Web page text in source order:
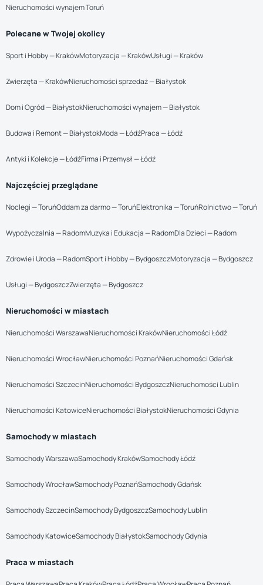
Nieruchomości wynajem Toruń
Polecane w Twojej okolicy
Sport i Hobby — KrakówMotoryzacja — KrakówUsługi — Kraków
Zwierzęta — KrakówNieruchomości sprzedaż — Białystok
Dom i Ogród — BiałystokNieruchomości wynajem — Białystok
Budowa i Remont — BiałystokModa — ŁódźPraca — Łódź
Antyki i Kolekcje — ŁódźFirma i Przemysł — Łódź
Najczęściej przeglądane
Noclegi — ToruńOddam za darmo — ToruńElektronika — ToruńRolnictwo — Toruń
Wypożyczalnia — RadomMuzyka i Edukacja — RadomDla Dzieci — Radom
Zdrowie i Uroda — RadomSport i Hobby — BydgoszczMotoryzacja — Bydgoszcz
Usługi — BydgoszczZwierzęta — Bydgoszcz
Nieruchomości w miastach
Nieruchomości WarszawaNieruchomości KrakówNieruchomości Łódź
Nieruchomości WrocławNieruchomości PoznańNieruchomości Gdańsk
Nieruchomości SzczecinNieruchomości BydgoszczNieruchomości Lublin
Nieruchomości KatowiceNieruchomości BiałystokNieruchomości Gdynia
Samochody w miastach
Samochody WarszawaSamochody KrakówSamochody Łódź
Samochody WrocławSamochody PoznańSamochody Gdańsk
Samochody SzczecinSamochody BydgoszczSamochody Lublin
Samochody KatowiceSamochody BiałystokSamochody Gdynia
Praca w miastach